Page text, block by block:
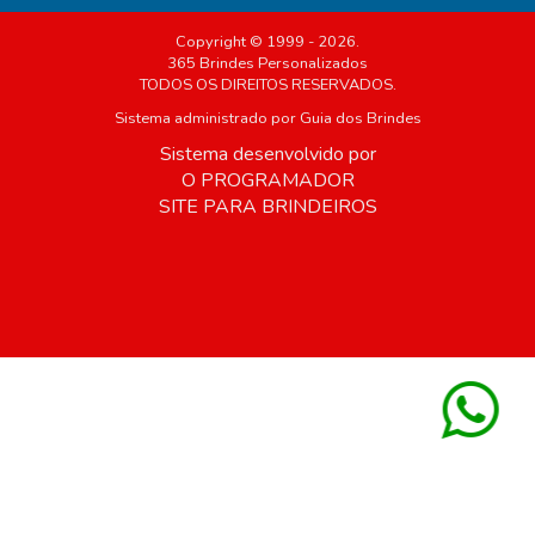
Copyright © 1999 - 2026.
365 Brindes Personalizados
TODOS OS DIREITOS RESERVADOS.
Sistema administrado por Guia dos Brindes
Sistema desenvolvido por
O PROGRAMADOR
SITE PARA BRINDEIROS